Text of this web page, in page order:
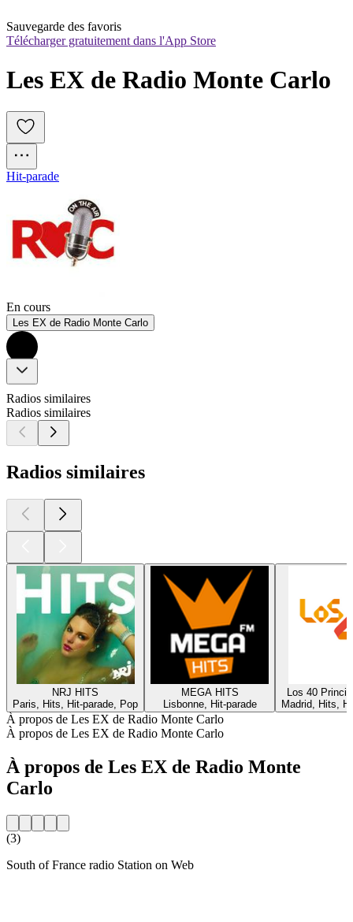
Sauvegarde des favoris
Télécharger gratuitement dans l'App Store
Les EX de Radio Monte Carlo
Hit-parade
En cours
Les EX de Radio Monte Carlo
Radios similaires
Radios similaires
Radios similaires
NRJ HITS
Paris, Hits, Hit-parade, Pop
MEGA HITS
Lisbonne, Hit-parade
Los 40
Madrid, Hits,
À propos de Les EX de Radio Monte Carlo
À propos de Les EX de Radio Monte Carlo
À propos de Les EX de Radio Monte
Carlo
(3)
South of France radio Station on Web